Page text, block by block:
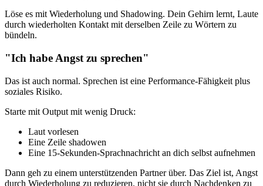
Löse es mit Wiederholung und Shadowing. Dein Gehirn lernt, Laute
durch wiederholten Kontakt mit derselben Zeile zu Wörtern zu
bündeln.
"Ich habe Angst zu sprechen"
Das ist auch normal. Sprechen ist eine Performance-Fähigkeit plus
soziales Risiko.
Starte mit Output mit wenig Druck:
Laut vorlesen
Eine Zeile shadowen
Eine 15-Sekunden-Sprachnachricht an dich selbst aufnehmen
Dann geh zu einem unterstützenden Partner über. Das Ziel ist, Angst
durch Wiederholung zu reduzieren, nicht sie durch Nachdenken zu